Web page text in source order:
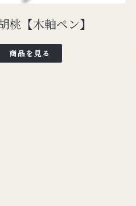
桃【木軸ペン】
商品を見る